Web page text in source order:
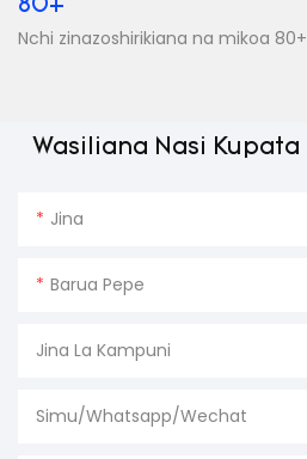
80+
Nchi zinazoshirikiana na mikoa 80+
Wasiliana Nasi Kupata
Jina
Barua Pepe
Jina La Kampuni
Simu/Whatsapp/Wechat